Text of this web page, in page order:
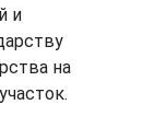
и
на